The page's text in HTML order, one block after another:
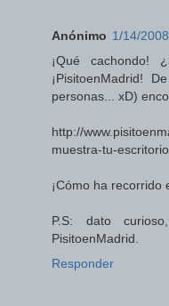
Anónimo 1/14/
¡Qué cachondo!
¡PisitoenMadrid!
personas... xD)
http://
muestra-tu-
¡Cómo ha recorrido
P.S: dato
PisitoenMadrid.
Responder